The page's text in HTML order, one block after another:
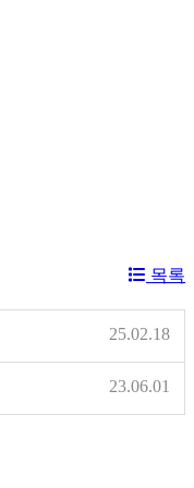
목록
25.02.18
23.06.01